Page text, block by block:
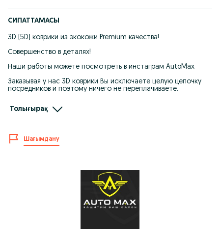
СИПАТТАМАСЫ
3D (5D) коврики из экокожи Premium качества!
Совершенство в деталях!
Наши работы можете посмотреть в инстаграм AutoMax
Заказывая у нас 3D коврики Вы исключаете целую цепочку
посредников и поэтому ничего не переплачиваете.
этого цена не меняется.
кольцо 78/1
Доставка/установка по г. Алматы бесплатно!
Ваши заказы выполняются в течение 2х часов
Коврики Ева крепятся на штатный оригинальный крепёж с
Толығырақ
Шағымдану